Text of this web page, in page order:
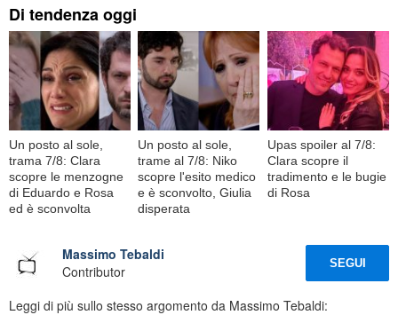
Di tendenza oggi
Un posto al sole,
trama 7/8: Clara
scopre le menzogne
di Eduardo e Rosa
ed è sconvolta
Un posto al sole,
trame al 7/8: Niko
scopre l'esito medico
e è sconvolto, Giulia
disperata
Upas spoiler al 7/8:
Clara scopre il
tradimento e le bugie
di Rosa
Massimo Tebaldi
Contributor
SEGUI
Leggi di più sullo stesso argomento da Massimo Tebaldi: